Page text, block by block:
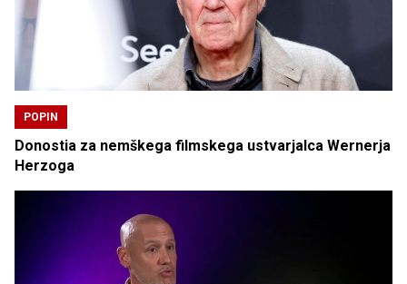
POPIN
Donostia za nemškega filmskega ustvarjalca Wernerja
Herzoga